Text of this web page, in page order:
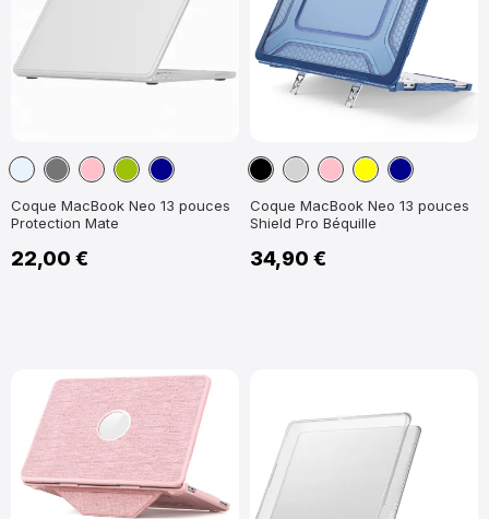
Transparent
GrisRoseVertBleu
Coque MacBook Neo 13 pouces
Protection Mate
22,00 €
NoirGrisRoseJaune
Bleu
Coque MacBook Neo 13 pouces
Shield Pro Béquille
34,90 €